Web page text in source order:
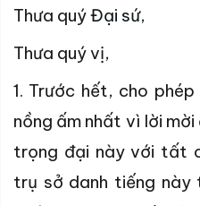
Thưa quýĐại sứ,
Thưa quý vị,
1. Trước hết, cho
nồng ấm nhất vì lời
trọng đại này với tất
trụ sở danh tiếng này